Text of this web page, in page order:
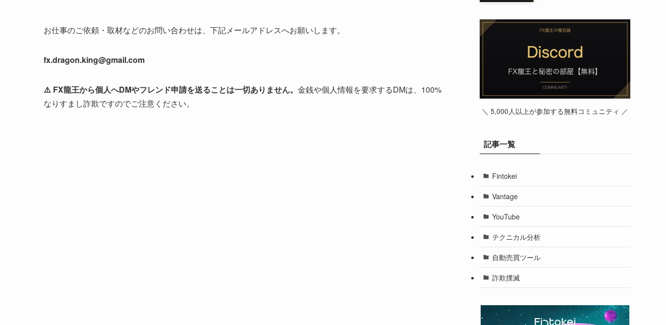
お仕事のご依頼・取材などのお問い合わせは、下記メールアドレスへお願いします。
fx.dragon.king@gmail.com
⚠️ FX龍王から個人へDMやフレンド申請を送ることは一切ありません。 金銭や個人情報を要求するDMは、100%
なりすまし詐欺ですのでご注意ください。
＼ 5,000人以上が参加する無料コミュニティ ／
記事一覧
Fintokei
Vantage
YouTube
テクニカル分析
自動売買ツール
詐欺撲滅